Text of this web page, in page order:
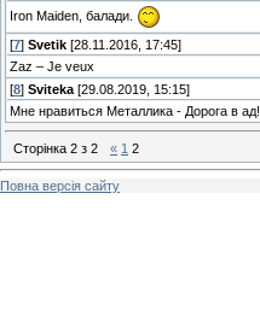
Iron Maiden, балади.
[7] Svetik [28.11.2016, 17:45]
Zaz – Je veux
[8] Sviteka [29.08.2019, 15:15]
Мне нравиться Металлика - Дорога в ад!
Сторінка 2 з 2 « 1 2
Повна версія сайту